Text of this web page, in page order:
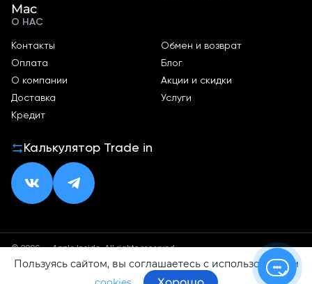
Mac
О НАС
Контакты
Оплата
О компании
Доставка
Кредит
Обмен и возврат
Блог
Акции и скидки
Услуги
Калькулятор Trade in
© 2026 — Apple Inside. All rights reserved.
Политика конфиденциальностиОферта
Пользуясь сайтом, вы соглашаетесь с использованием